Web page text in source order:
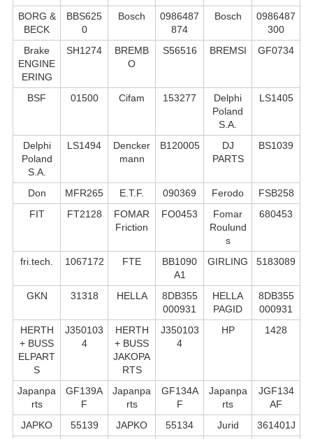
BORG &
BECK
BBS625
0
Bosch
0986487
874
Bosch
0986487
300
Brake
ENGINE
ERING
SH1274
BREMB
O
S56516 BREMSI GF0734
BSF 01500 Cifam 153277
Delphi
Poland
S.А.
LS1405
Delphi
Poland
S.А.
LS1494
Dencker
mann
B120005
DJ
PARTS
BS1039
Don MFR265 E.T.F. 090369 Ferodo
FSB258
FIT
FT2128
FOMAR
Friction
FO0453
Fomar
Roulund
s
680453
fri.tech. 1067172 FTE
BB1090
A1
GIRLING 5183089
GKN 31318 HELLA
8DB355
000931
HELLA
PAGID
8DB355
000931
HERTH
+ BUSS
ELPART
S
J350103
4
HERTH
+ BUSS
JAKOPA
RTS
J350103
4
HP 1428
Japanpa
rts
GF139A
F
Japanpa
rts
GF134A
F
Japanpa
rts
JGF134
AF
JAPKO
55139 JAPKO 55134 Jurid
361401J